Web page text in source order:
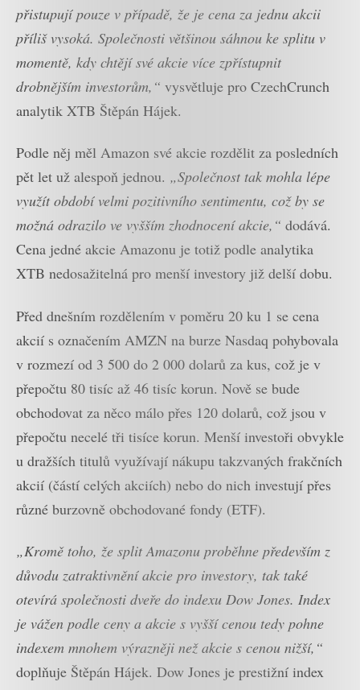
přistupují pouze v případě, že je cena za jednu akcii
příliš vysoká. Společnosti většinou sáhnou ke splitu v
momentě, kdy chtějí své akcie více zpřístupnit
drobnějším investorům,“ vysvětluje pro CzechCrunch
analytik XTB Štěpán Hájek.
Podle něj měl Amazon své akcie rozdělit za posledních
pět let už alespoň jednou. „Společnost tak mohla lépe
využít období velmi pozitivního sentimentu, což by se
možná odrazilo ve vyšším zhodnocení akcie,“ dodává.
Cena jedné akcie Amazonu je totiž podle analytika
XTB nedosažitelná pro menší investory již delší dobu.
Před dnešním rozdělením v poměru 20 ku 1 se cena
akcií s označením AMZN na burze Nasdaq pohybovala
v rozmezí od 3 500 do 2 000 dolarů za kus, což je v
přepočtu 80 tisíc až 46 tisíc korun. Nově se bude
obchodovat za něco málo přes 120 dolarů, což jsou v
přepočtu necelé tři tisíce korun. Menší investoři obvykle
u dražších titulů využívají nákupu takzvaných frakčních
akcií (částí celých akciích) nebo do nich investují přes
různé burzovně obchodované fondy (ETF).
„Kromě toho, že split Amazonu proběhne především z
důvodu zatraktivnění akcie pro investory, tak také
otevírá společnosti dveře do indexu Dow Jones. Index
je vážen podle ceny a akcie s vyšší cenou tedy pohne
indexem mnohem výrazněji než akcie s cenou nižší,“
doplňuje Štěpán Hájek. Dow Jones je prestižní index